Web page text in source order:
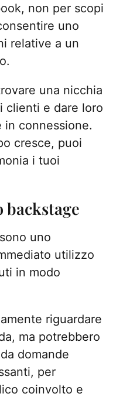
non per scopi
uno
relative a un
una nicchia
clienti e dare loro
in connessione.
cresce, puoi
i tuoi
uno
utilizzo
in modo
riguardare
ma potrebbero
domande
per
coinvolto e